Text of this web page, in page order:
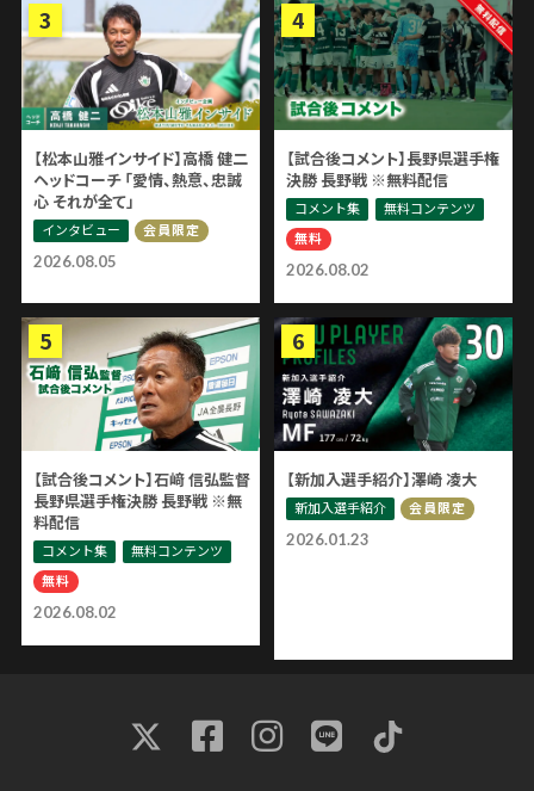
2026.08.05
【松本山雅インサイド】高橋 健二
ヘッドコーチ 「愛情、熱意、忠誠
心 それが全て」
インタビュー 会員限定
2026.08.02
【試合後コメント】長野県選手権
決勝 長野戦 ※無料配信
コメント集
無料コンテンツ
無料
2026.08.02
【試合後コメント】石﨑 信弘監督
長野県選手権決勝 長野戦 ※無
料配信
コメント集
無料コンテンツ
無料
2026.01.23
【新加入選手紹介】澤崎 凌大
新加入選手紹介 会員限定